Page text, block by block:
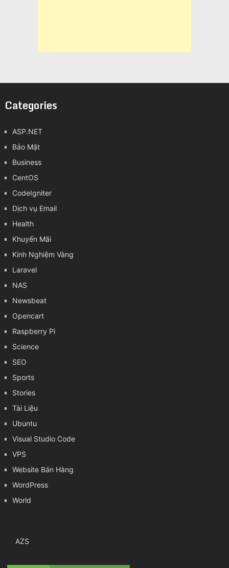
Categories
ASP.NET
Bảo Mật
Business
CentOS
CodeIgniter
Dịch vụ Email
Health
Khuyến Mãi
Kinh Nghiệm Vàng
Laravel
NAS
Newsbeat
Opencart
Raspberry Pi
Science
SEO
Sports
Stories
Tài Liệu
Ubuntu
Visual Studio Code
VPS
Website Bán Hàng
WordPress
World
AZS